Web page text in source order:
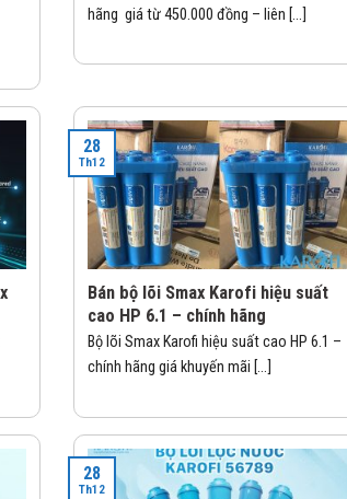
hãng giá từ 450.000 đồng – liên [...]
Bán bộ lõi Smax Karofi hiệu suất
cao HP 6.1 – chính hãng
Bộ lõi Smax Karofi hiệu suất cao HP 6.1 –
chính hãng giá khuyến mãi [...]
28
Th12
28
Th12